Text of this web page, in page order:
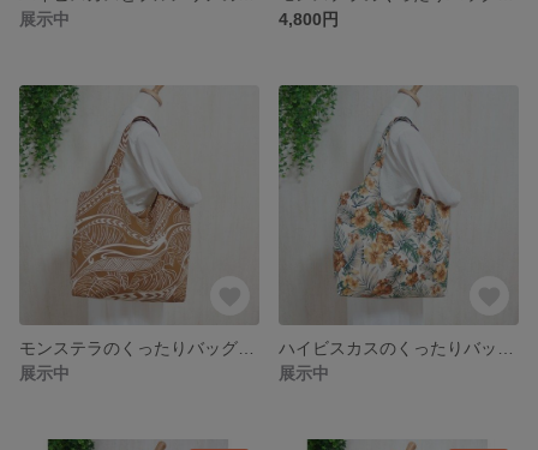
展示中
4,800円
展示中
展示中